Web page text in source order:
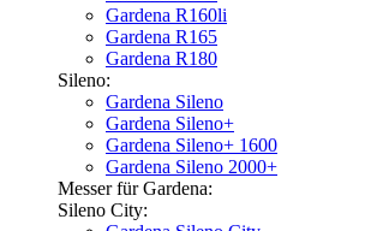
Gardena R160li
Gardena R165
Gardena R180
Sileno:
Gardena Sileno
Gardena Sileno+
Gardena Sileno+ 1600
Gardena Sileno 2000+
Messer für Gardena:
Sileno City: